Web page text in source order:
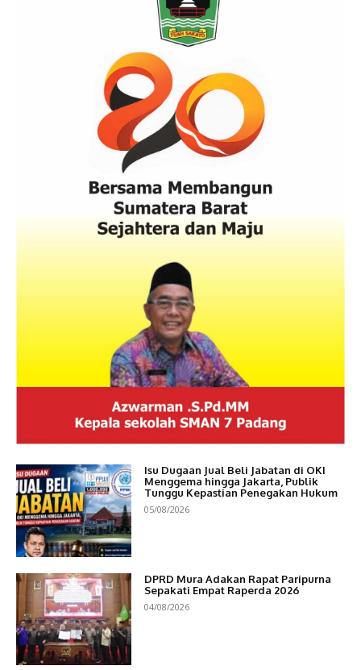
Isu Dugaan Jual Beli Jabatan di OKI
Menggema hingga Jakarta, Publik
Tunggu Kepastian Penegakan Hukum
05/08/2026
DPRD Mura Adakan Rapat Paripurna
Sepakati Empat Raperda 2026
04/08/2026